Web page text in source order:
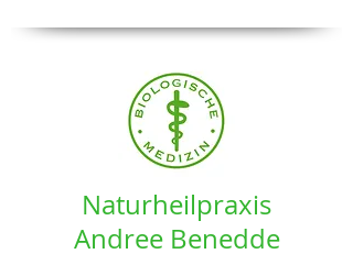
Naturheilpraxis
Andree Benedde